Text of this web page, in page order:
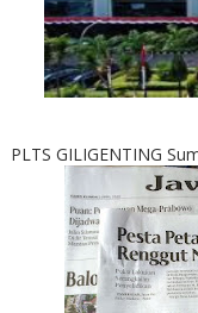
PLTS GILIGENTING